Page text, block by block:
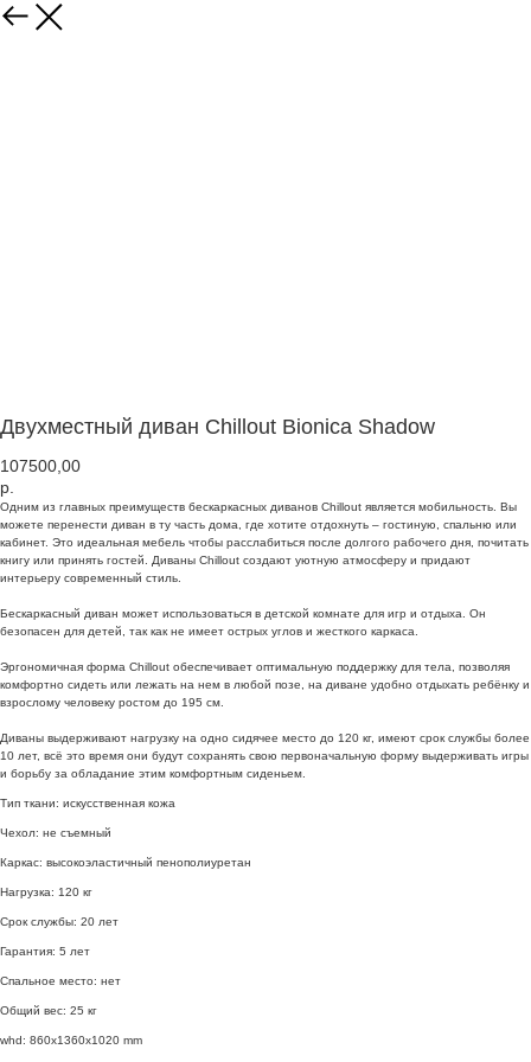
Двухместный диван Chillout Bionica Shadow
107500,00
р.
Одним из главных преимуществ бескаркасных диванов Chillout является мобильность. Вы
можете перенести диван в ту часть дома, где хотите отдохнуть – гостиную, спальню или
кабинет. Это идеальная мебель чтобы расслабиться после долгого рабочего дня, почитать
книгу или принять гостей. Диваны Chillout создают уютную атмосферу и придают
интерьеру современный стиль.
Бескаркасный диван может использоваться в детской комнате для игр и отдыха. Он
безопасен для детей, так как не имеет острых углов и жесткого каркаса.
Эргономичная форма Chillout обеспечивает оптимальную поддержку для тела, позволяя
комфортно сидеть или лежать на нем в любой позе, на диване удобно отдыхать ребёнку и
взрослому человеку ростом до 195 см.
Диваны выдерживают нагрузку на одно сидячее место до 120 кг, имеют срок службы более
10 лет, всё это время они будут сохранять свою первоначальную форму выдерживать игры
и борьбу за обладание этим комфортным сиденьем.
Тип ткани: искусственная кожа
Чехол: не съемный
Каркас: высокоэластичный пенополиуретан
Нагрузка: 120 кг
Срок службы: 20 лет
Гарантия: 5 лет
Спальное место: нет
Общий вес: 25 кг
whd: 860x1360x1020 mm